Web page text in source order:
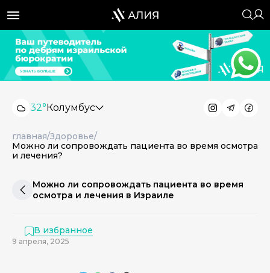
32° Колумбус
главная/Здоровье/
Можно ли сопровождать пациента во время осмотра
и лечения?
Можно ли сопровождать пациента во время
осмотра и лечения в Израиле
9 апреля, 2025
В избранное